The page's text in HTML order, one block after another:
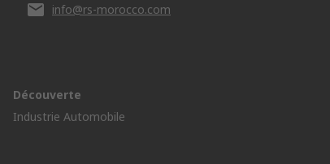
info@rs-morocco.com
Découverte
Industrie Automobile